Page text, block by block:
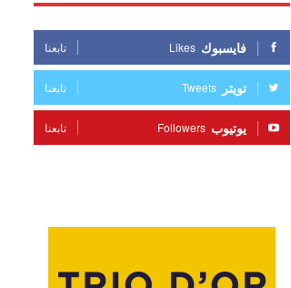
فايسبوك Likes تابعنا
تويتر Tweets تابعنا
يوتيوب Followers تابعنا